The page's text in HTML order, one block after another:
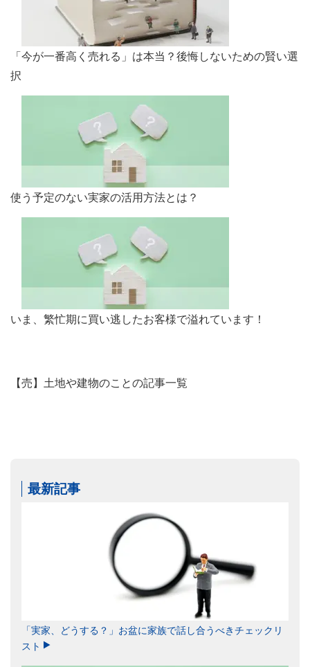
「今が一番高く売れる」は本当？後悔しないための賢い選
択
使う予定のない実家の活用方法とは？
いま、繁忙期に買い逃したお客様で溢れています！
【売】土地や建物のことの記事一覧
最新記事
「実家、どうする？」お盆に家族で話し合うべきチェックリ
スト